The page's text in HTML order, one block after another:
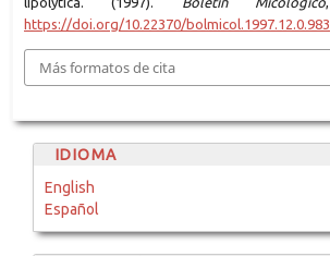
https://doi.org/10.22370/bolmicol.1997.12.0.983
Más formatos de cita
IDIOMA
English
Español